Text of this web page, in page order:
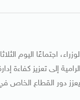
اجتماعًا اليوم
إلى تعزيز كفاءة
دور القطاع الخاص